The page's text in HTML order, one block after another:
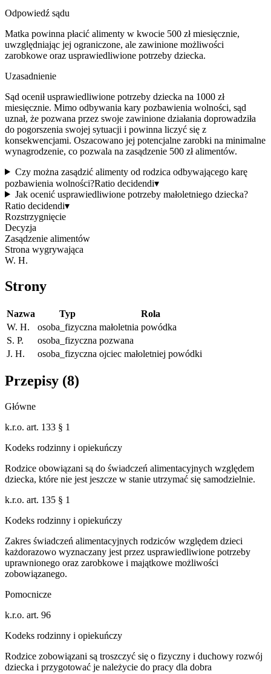
Odpowiedź sądu
Matka powinna płacić alimenty w kwocie 500 zł miesięcznie,
uwzględniając jej ograniczone, ale zawinione możliwości
zarobkowe oraz usprawiedliwione potrzeby dziecka.
Uzasadnienie
Sąd ocenił usprawiedliwione potrzeby dziecka na 1000 zł
miesięcznie. Mimo odbywania kary pozbawienia wolności, sąd
uznał, że pozwana przez swoje zawinione działania doprowadziła
do pogorszenia swojej sytuacji i powinna liczyć się z
konsekwencjami. Oszacowano jej potencjalne zarobki na minimalne
wynagrodzenie, co pozwala na zasądzenie 500 zł alimentów.
Czy można zasądzić alimenty od rodzica odbywającego karę
pozbawienia wolności?Ratio decidendi▾
Jak ocenić usprawiedliwione potrzeby małoletniego dziecka?
Ratio decidendi▾
Rozstrzygnięcie
Decyzja
Zasądzenie alimentów
Strona wygrywająca
W. H.
Strony
Nazwa Typ
Rola
W. H.
osoba_fizyczna małoletnia powódka
S. P.
osoba_fizyczna pozwana
J. H.
osoba_fizyczna ojciec małoletniej powódki
Przepisy (8)
Główne
k.r.o. art. 133 § 1
Kodeks rodzinny i opiekuńczy
Rodzice obowiązani są do świadczeń alimentacyjnych względem
dziecka, które nie jest jeszcze w stanie utrzymać się samodzielnie.
k.r.o. art. 135 § 1
Kodeks rodzinny i opiekuńczy
Zakres świadczeń alimentacyjnych rodziców względem dzieci
każdorazowo wyznaczany jest przez usprawiedliwione potrzeby
uprawnionego oraz zarobkowe i majątkowe możliwości
zobowiązanego.
Pomocnicze
k.r.o. art. 96
Kodeks rodzinny i opiekuńczy
Rodzice zobowiązani są troszczyć się o fizyczny i duchowy rozwój
dziecka i przygotować je należycie do pracy dla dobra